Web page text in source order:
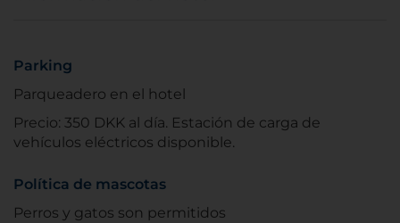
Parking
Parqueadero en el hotel
Precio: 350 DKK al día. Estación de carga de
vehículos eléctricos disponible.
Política de mascotas
Perros y gatos son permitidos